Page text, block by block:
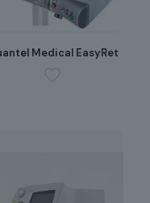
Medical EasyRet